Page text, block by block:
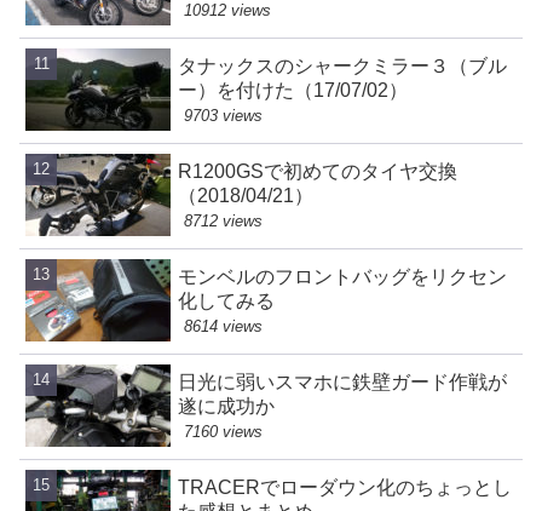
10912 views
タナックスのシャークミラー３（ブル
ー）を付けた（17/07/02）
9703 views
R1200GSで初めてのタイヤ交換
（2018/04/21）
8712 views
モンベルのフロントバッグをリクセン
化してみる
8614 views
日光に弱いスマホに鉄壁ガード作戦が
遂に成功か
7160 views
TRACERでローダウン化のちょっとし